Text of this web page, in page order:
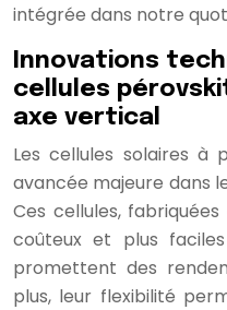
intégrée dans notre
Innovations
cellules
axe vertical
Les cellules solaires à
avancée majeure dans
Ces cellules,
coûteux et plus
promettent des
plus, leur flexibilité